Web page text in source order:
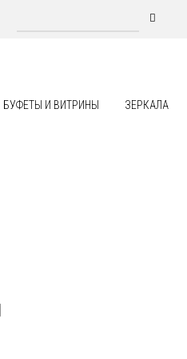
БУФЕТЫ И ВИТРИНЫ ЗЕРКАЛА